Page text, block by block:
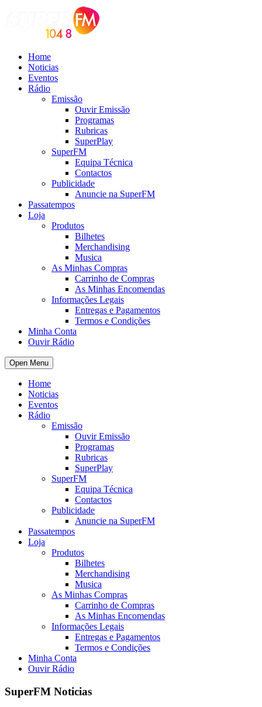
Home
Noticias
Eventos
Rádio
Emissão
Ouvir Emissão
Programas
Rubricas
SuperPlay
SuperFM
Equipa Técnica
Contactos
Publicidade
Anuncie na SuperFM
Passatempos
Loja
Produtos
Bilhetes
Merchandising
Musica
As Minhas Compras
Carrinho de Compras
As Minhas Encomendas
Informações Legais
Entregas e Pagamentos
Termos e Condições
Minha Conta
Ouvir Rádio
Open Menu
Home
Noticias
Eventos
Rádio
Emissão
Ouvir Emissão
Programas
Rubricas
SuperPlay
SuperFM
Equipa Técnica
Contactos
Publicidade
Anuncie na SuperFM
Passatempos
Loja
Produtos
Bilhetes
Merchandising
Musica
As Minhas Compras
Carrinho de Compras
As Minhas Encomendas
Informações Legais
Entregas e Pagamentos
Termos e Condições
Minha Conta
Ouvir Rádio
SuperFM Noticias